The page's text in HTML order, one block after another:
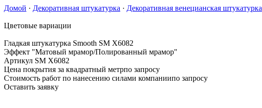
Домой · Декоративная штукатурка · Декоративная венецианская штукатурка
Цветовые вариации
Гладкая штукатурка Smooth SM X6082
Эффект "Матовый мрамор/Полированный мрамор"
Артикул SM X6082
Цена покрытия за квадратный метрпо запросу
Стоимость работ по нанесению силами компаниипо запросу
Оставить заявку